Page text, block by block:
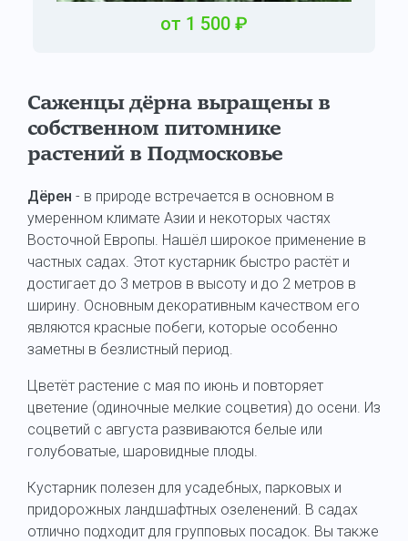
от 1 500 ₽
Саженцы дёрна выращены в
собственном питомнике
растений в Подмосковье
Дёрен - в природе встречается в основном в
умеренном климате Азии и некоторых частях
Восточной Европы. Нашёл широкое применение в
частных садах. Этот кустарник быстро растёт и
достигает до 3 метров в высоту и до 2 метров в
ширину. Основным декоративным качеством его
являются красные побеги, которые особенно
заметны в безлистный период.
Цветёт растение с мая по июнь и повторяет
цветение (одиночные мелкие соцветия) до осени. Из
соцветий с августа развиваются белые или
голубоватые, шаровидные плоды.
Кустарник полезен для усадебных, парковых и
придорожных ландшафтных озеленений. В садах
отлично подходит для групповых посадок. Вы также